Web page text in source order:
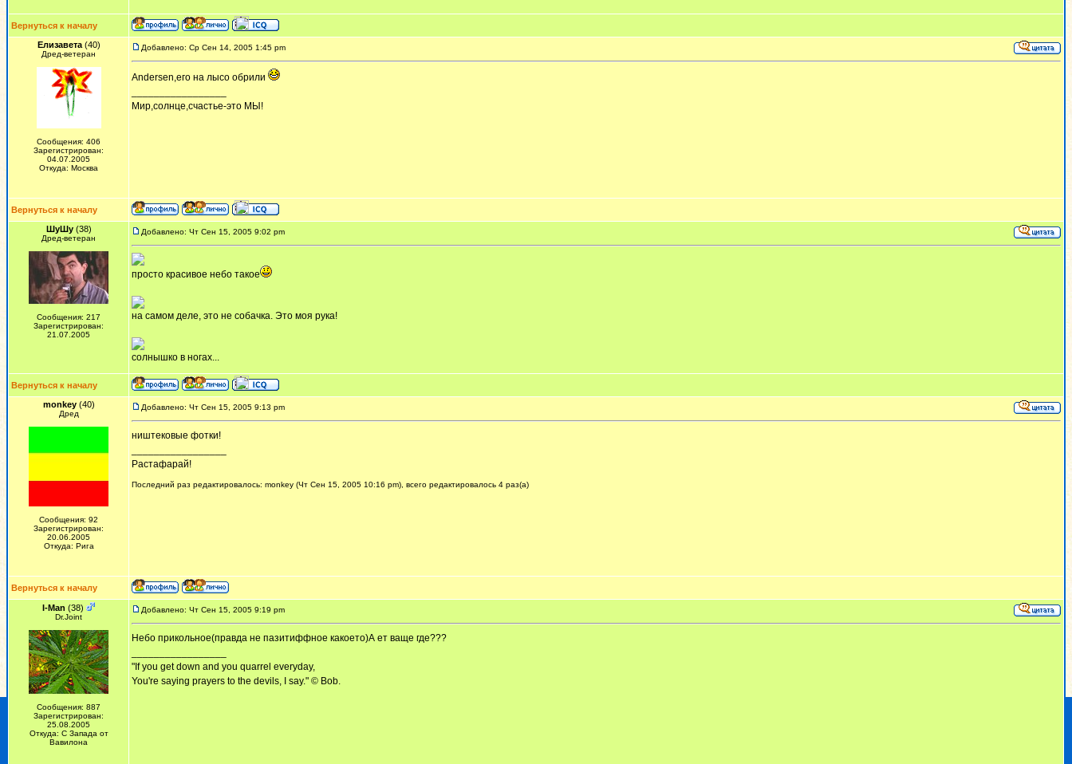
Вернуться к началу
Елизавета(40)
Дред-ветеран
Сообщения: 406
Зарегистрирован:
04.07.2005
Откуда: Москва
Добавлено: Ср Сен 14, 2005 1:45 pm
Andersen,его на лысо обрили
Мир,солнце,счастье-это МЫ!
Вернуться к началу
ШуШу(38)
Дред-ветеран
Сообщения: 217
Зарегистрирован:
21.07.2005
Добавлено: Чт Сен 15, 2005 9:02 pm
просто красивое небо такое
на самом деле, это не собачка. Это моя рука!
солнышко в ногах...
Вернуться к началу
monkey(40)
Дред
Сообщения: 92
Зарегистрирован:
20.06.2005
Откуда: Рига
Добавлено: Чт Сен 15, 2005 9:13 pm
ништековые фотки!
Растафарай!
Последний раз редактировалось: monkey (Чт Сен 15, 2005 10:16 pm), всего редактировалось 4 раз(а)
Вернуться к началу
I-Man (38)
Dr.Joint
Сообщения: 887
Зарегистрирован:
25.08.2005
Откуда: С Запада от
Вавилона
Добавлено: Чт Сен 15, 2005 9:19 pm
Небо прикольное(правда не пазитиффное какоето)А ет ваще где???
"If you get down and you quarrel everyday,
You're saying prayers to the devils, I say." © Bob.